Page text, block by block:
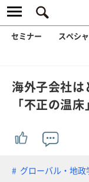
セミナー スペシ
海外子会社
「不正の温
グローバル・地